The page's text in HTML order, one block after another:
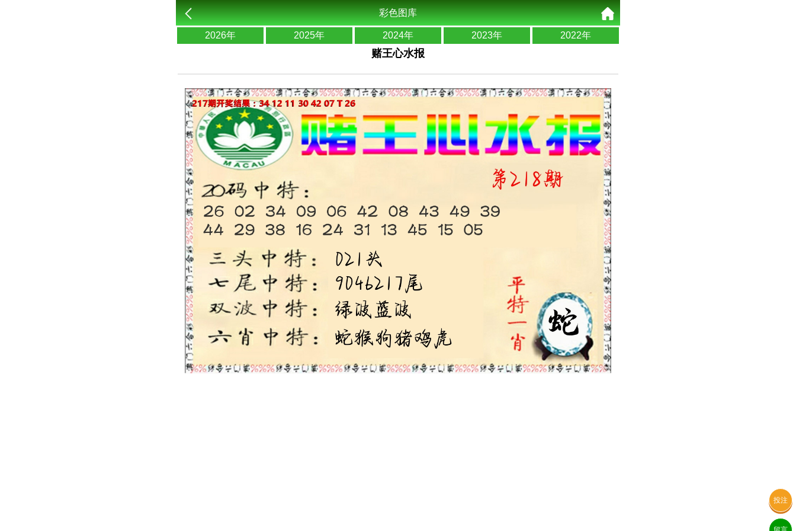
彩色图库
2026年 2025年 2024年 2023年 2022年
赌王心水报
投注